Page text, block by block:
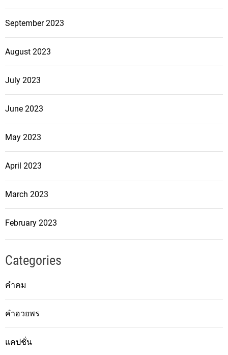
September 2023
August 2023
July 2023
June 2023
May 2023
April 2023
March 2023
February 2023
Categories
คำคม
คำอวยพร
แคปชั่น